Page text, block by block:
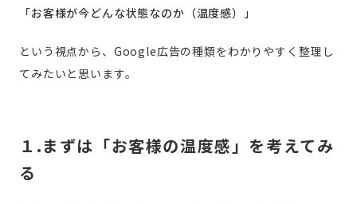
「お客様が今どんな状態なのか（温度感）」
という視点から、Google広告の種類をわかりやすく整理し
てみたいと思います。
１.まずは「お客様の温度感」を考えてみ
る